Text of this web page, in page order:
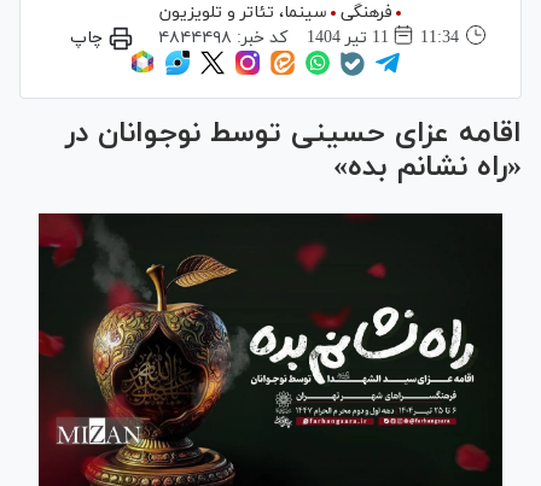
فرهنگی
سینما،‌ تئاتر و تلویزیون
11:34
11 تير 1404 کد خبر: ۴۸۴۴۴۹۸ چاپ
اقامه عزای حسینی توسط نوجوانان در
«راه نشانم بده»